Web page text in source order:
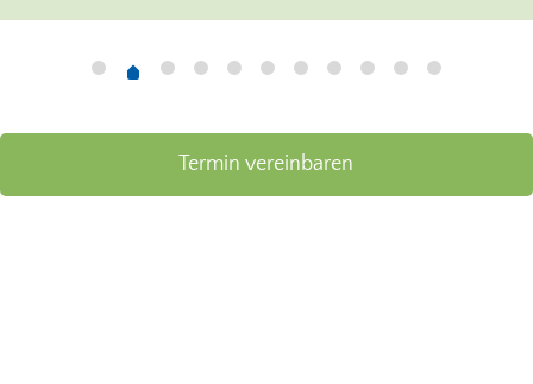
Termin vereinbaren